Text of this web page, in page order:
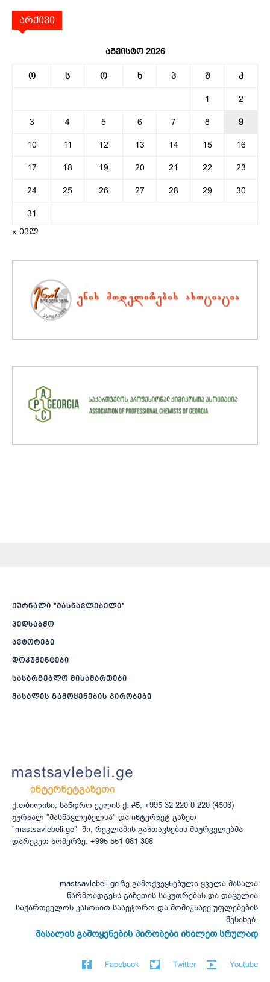
არქივი
აგვისტო 2026
ო ს ო ხ პ შ კ
1 2
3 4 5 6 7 8 9
10 11 12 13 14 15 16
17 18 19 20 21 22 23
24 25 26 27 28 29 30
31
« ივლ
ჟურნალი ”მასწავლებელი”
პედსაბჭო
ავტორები
დოკუმენტები
სასარგებლო მისამართები
მასალის გამოყენების პირობები
ქ.თბილისი, სანდრო ეულის ქ. #5; +995 32 220 0 220 (4506)
ჟურნალ "მასწავლებელსა" და ინტერნეტ გაზეთ
"mastsavlebeli.ge" -ში, რეკლამის განთავსების მსურველებმა
დარეკეთ ნომერზე: +995 551 081 308
mastsavlebeli.ge-ზე გამოქვეყნებული ყველა მასალა
წარმოადგენს გაზეთის საკუთრებას და დაცულია
საქართველოს კანონით საავტორო და მომიჯნავე უფლებების
შესახებ.
მასალის გამოყენების პირობები იხილეთ სრულად
Facebook Twitter Youtube